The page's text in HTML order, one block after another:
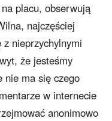
placu, obserwują
najczęściej
nieprzychylnymi
że jesteśmy
nie ma się czego
w internecie
anonimowo